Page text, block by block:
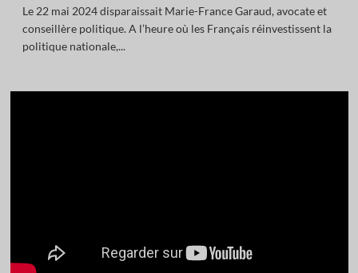
Le 22 mai 2024 disparaissait Marie-France Garaud, avocate et
conseillère politique. A l’heure où les Français réinvestissent la
politique nationale,...